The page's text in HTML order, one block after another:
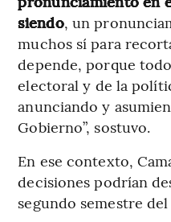
siendo, un
muchos sí para
depende, porque
electoral y de la
anunciando y
Gobierno”, sostuvo.
En ese contexto,
decisiones podrían
segundo semestre